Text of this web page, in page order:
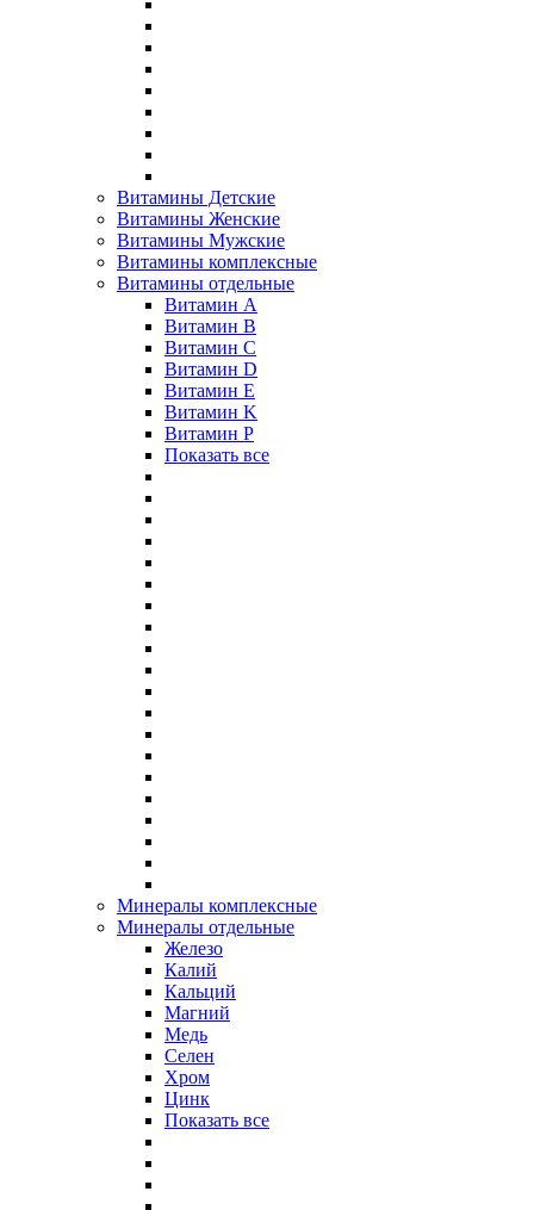
Витамины Детские
Витамины Женские
Витамины Мужские
Витамины комплексные
Витамины отдельные
Витамин A
Витамин B
Витамин C
Витамин D
Витамин E
Витамин K
Витамин P
Показать все
Минералы комплексные
Минералы отдельные
Железо
Калий
Кальций
Магний
Медь
Селен
Хром
Цинк
Показать все